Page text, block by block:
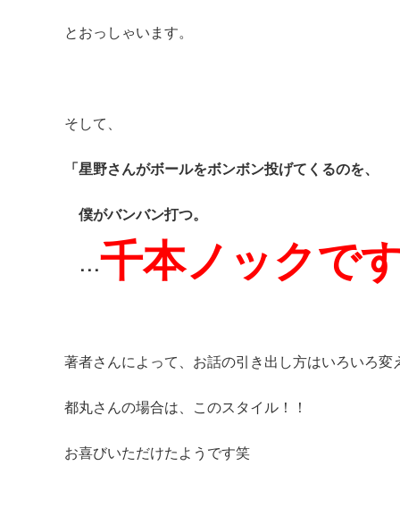
とおっしゃいます。
そして、
「星野さんがボールをボンボン投げてくるのを、
僕がバンバン打つ。
･･･千本ノックです
著者さんによって、お話の引き出し方はいろいろ変
都丸さんの場合は、このスタイル！！
お喜びいただけたようです笑